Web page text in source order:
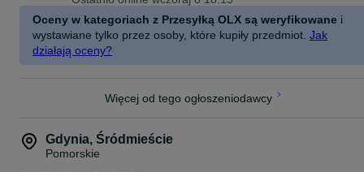
Złoto 583
Waga - 2.75 gram
Rozmiar 16
Oceny w kategoriach z Przesyłką OLX są weryfikowane i
wystawiane tylko przez osoby, które kupiły przedmiot. Jak
działają oceny?
Więcej od tego ogłoszeniodawcy
Gdynia, Śródmieście
Pomorskie